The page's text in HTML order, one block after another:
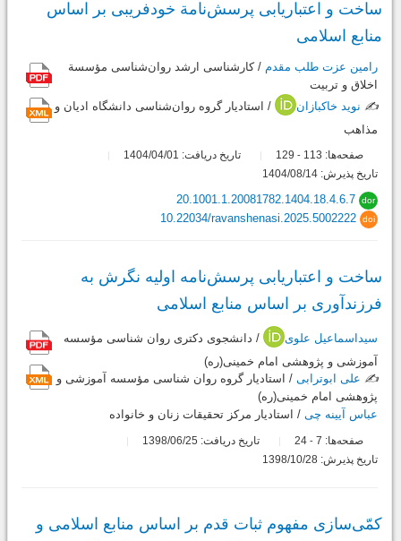
ساخت و اعتباریابی پرسش‌نامة خودفریبی بر اساس
منابع اسلامی
رامین عزت طلب مقدم / کارشناسی ارشد روان‌شناسی مؤسسة
اخلاق و تربیت
✍️ نوید خاکبازان
/ استادیار گروه روان‌شناسی دانشگاه ادیان و
مذاهب
صفحه‌ها: 113
-
تاریخ دریافت: 1404/04/01
تاریخ پذیرش: 1404/08/14
dor
20.1001.1.20081782.1404.18.4.6.7
doi
10.22034/ravanshenasi.2025.5002222
ساخت و اعتباریابی پرسش‌نامه اولیه نگرش به
فرزندآوری بر اساس منابع اسلامی
سیداسماعیل علوی
/ دانشجوی دکتری روان شناسی مؤسسه
آموزشی و پژوهشی امام خمینی(ره)
✍️ علی ابوترابی / استادیار گروه روان شناسی مؤسسه آموزشی و
پژوهشی امام خمینی(ره)
عباس آیینه چی / استادیار مرکز تحقیقات زنان و خانواده
صفحه‌ها: 7
-
تاریخ دریافت: 1398/06/25
تاریخ پذیرش: 1398/10/28
کمّی‌سازی مفهوم ثبات قدم بر اساس منابع اسلامی و